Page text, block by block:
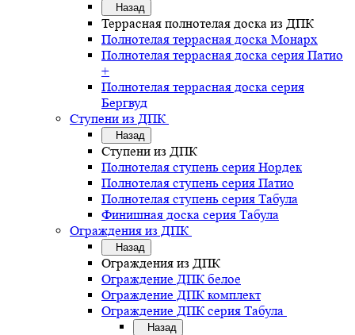
Назад
Террасная полнотелая доска из ДПК
Полнотелая террасная доска Монарх
Полнотелая террасная доска серия Патио
+
Полнотелая террасная доска серия
Бергвуд
Ступени из ДПК
Назад
Ступени из ДПК
Полнотелая ступень серия Нордек
Полнотелая ступень серия Патио
Полнотелая ступень серия Табула
Финишная доска серия Табула
Ограждения из ДПК
Назад
Ограждения из ДПК
Ограждение ДПК белое
Ограждение ДПК комплект
Ограждение ДПК серия Табула
Назад